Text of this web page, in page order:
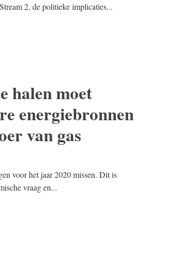
2, de politieke implicaties...
halen moet
energiebronnen
van gas
voor het jaar 2020 missen. Dit is
vraag en...